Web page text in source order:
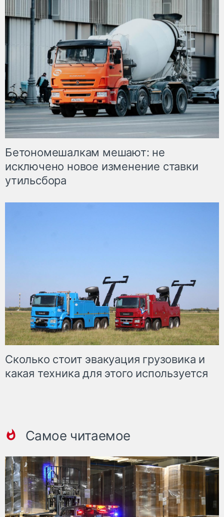
Бетономешалкам мешают: не
исключено новое изменение ставки
утильсбора
Сколько стоит эвакуация грузовика и
какая техника для этого используется
Самое читаемое